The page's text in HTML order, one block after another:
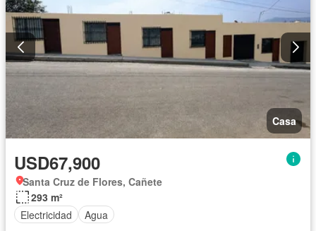
Casa
USD67,900
Santa Cruz de Flores, Cañete
293 m²
Electricidad
Agua